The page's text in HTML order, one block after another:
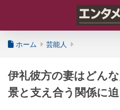
ホーム 芸能人
伊礼彼方の妻はどん
景と支え合う関係に迫